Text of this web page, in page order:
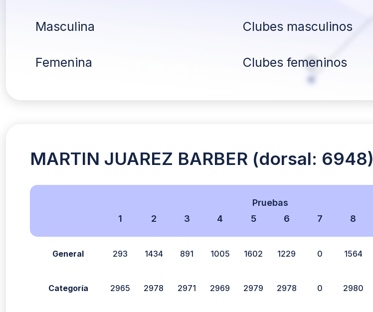
Masculina Clubes masculinos
Femenina Clubes femeninos
MARTIN JUAREZ BARBER (dorsal: 6948)
Pruebas
1
2 3 4 5 6 7 8
General 293 1434 891 1005 1602 1229 0 1564
Categoría 2965 2978 2971 2969 2979 2978 0 2980